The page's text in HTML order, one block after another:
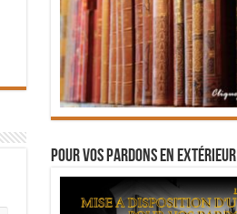
Pour vos pardons en extérieur